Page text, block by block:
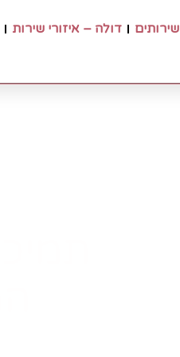
שירותים דולה – איזורי שירות